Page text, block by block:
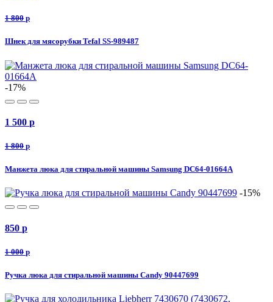
1 800 p
Шнек для мясорубки Tefal SS-989487
-17%
1 500 p
1 800 p
Манжета люка для стиральной машины Samsung DC64-01664A
-15%
850 p
1 000 p
Ручка люка для стиральной машины Candy 90447699